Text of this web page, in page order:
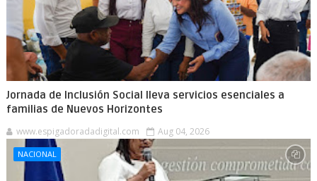
Jornada de Inclusión Social lleva servicios esenciales a
familias de Nuevos Horizontes
www.espigadoradadigital.com Aug 04, 2026
NACIONAL